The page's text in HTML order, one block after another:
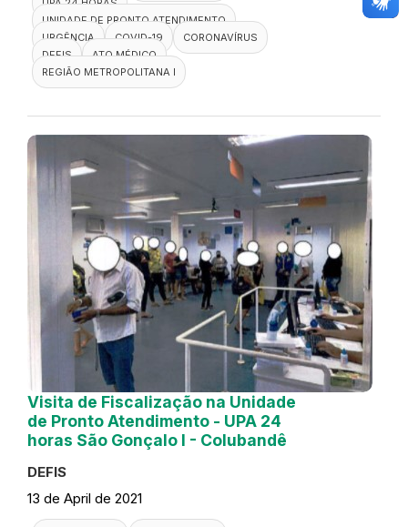
UPA 24 HORAS
UNIDADE DE PRONTO ATENDIMENTO
URGÊNCIA
COVID-19
CORONAVÍRUS
DEFIS
ATO MÉDICO
REGIÃO METROPOLITANA I
Visita de Fiscalização na Unidade
de Pronto Atendimento - UPA 24
horas São Gonçalo I - Colubandê
DEFIS
13 de April de 2021